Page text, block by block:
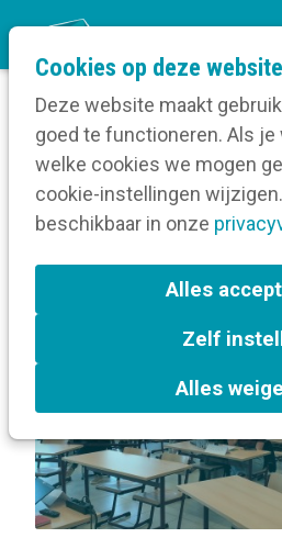
Cookies op deze website
Deze website maakt
goed te functioneren. Als je
welke cookies we mogen
cookie-instellingen
beschikbaar in onze
Alles
Zelf
Alles
Home
Volg een opleiding
Over Bouwstenen voor een
In de kijker
Antwerpen